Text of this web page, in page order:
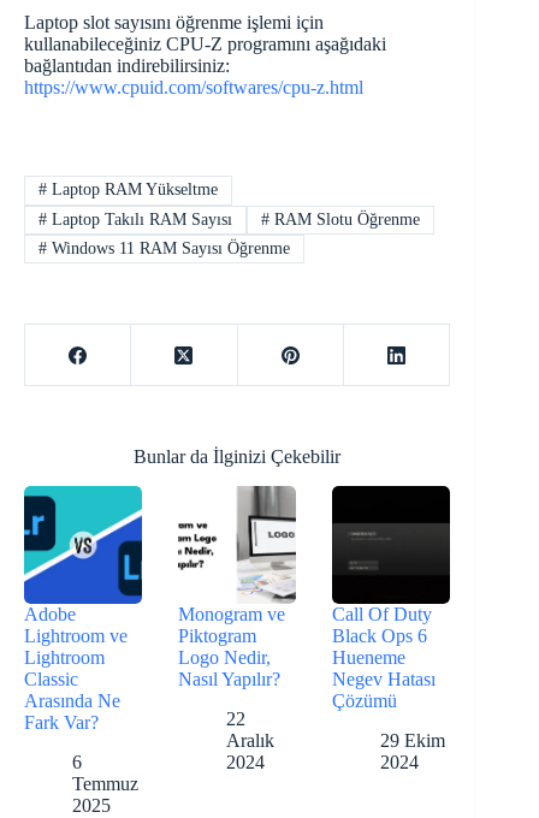
Laptop slot sayısını öğrenme işlemi için
kullanabileceğiniz CPU-Z programını aşağıdaki
bağlantıdan indirebilirsiniz:
https://www.cpuid.com/softwares/cpu-z.html
#Laptop RAM Yükseltme
#Laptop Takılı RAM Sayısı #RAM Slotu Öğrenme
#Windows 11 RAM Sayısı Öğrenme
Bunlar da İlginizi Çekebilir
Adobe
Lightroom ve
Lightroom
Classic
Arasında Ne
Fark Var?
6
Temmuz
2025
Monogram ve
Piktogram
Logo Nedir,
Nasıl Yapılır?
22
Aralık
2024
Call Of Duty
Black Ops 6
Hueneme
Negev Hatası
Çözümü
29 Ekim
2024